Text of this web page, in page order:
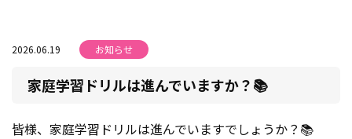
2026.06.19 お知らせ
家庭学習ドリルは進んでいますか？📚
皆様、家庭学習ドリルは進んでいますでしょうか？📚